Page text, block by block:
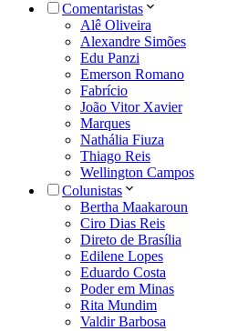
Comentaristas
Alê Oliveira
Alexandre Simões
Edu Panzi
Emerson Romano
Fabrício
João Vitor Xavier
Marques
Nathália Fiuza
Thiago Reis
Wellington Campos
Colunistas
Bertha Maakaroun
Ciro Dias Reis
Direto de Brasília
Edilene Lopes
Eduardo Costa
Poder em Minas
Rita Mundim
Valdir Barbosa